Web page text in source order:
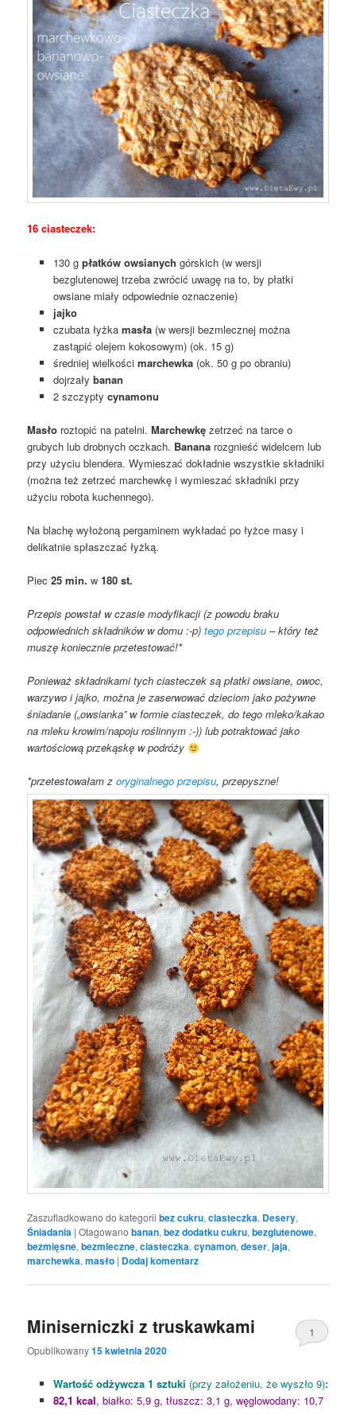
16 ciasteczek:
130 g płatków owsianych górskich (w wersji
bezglutenowej trzeba zwrócić uwagę na to, by płatki
owsiane miały odpowiednie oznaczenie)
jajko
czubata łyżka masła(w wersji bezmlecznej można
zastąpić olejem kokosowym) (ok. 15 g)
średniej wielkości marchewka(ok. 50 g po obraniu)
dojrzały banan
2 szczypty cynamonu
Masło roztopić na patelni.Marchewkę zetrzeć na tarce o
grubych lub drobnych oczkach. Banana rozgnieść widelcem lub
przy użyciu blendera. Wymieszać dokładnie wszystkie składniki
(można też zetrzeć marchewkę i wymieszać składniki przy
użyciu robota kuchennego).
Na blachę wyłożoną pergaminem wykładać po łyżce masy i
delikatnie spłaszczać łyżką.
Piec25 min. w180 st.
Przepis powstał w czasie modyfikacji (z powodu braku
odpowiednich składników w domu :-p)tego przepisu – który też
muszę koniecznie przetestować!*
Ponieważ składnikami tych ciasteczek są płatki owsiane, owoc,
warzywo i jajko, można je zaserwować dzieciom jako pożywne
śniadanie („owsianka” w formie ciasteczek, do tego mleko/kakao
na mleku krowim/napoju roślinnym :-)) lub potraktować jako
wartościową przekąskę w podróży
*przetestowałam zoryginalnego przepisu, przepyszne!
Zaszufladkowano do kategorii bez cukru,ciasteczka, Desery,
Śniadania |Otagowano banan,bez dodatku cukru,bezglutenowe,
bezmięsne,bezmleczne,ciasteczka,cynamon,deser,jaja,
marchewka,masło | Dodaj komentarz
Miniserniczki z truskawkami
Opublikowany15 kwietnia 2020
1
Wartość odżywcza 1 sztuki (przy założeniu, że wyszło 9):
82,1 kcal, białko: 5,9 g, tłuszcz: 3,1 g, węglowodany: 10,7